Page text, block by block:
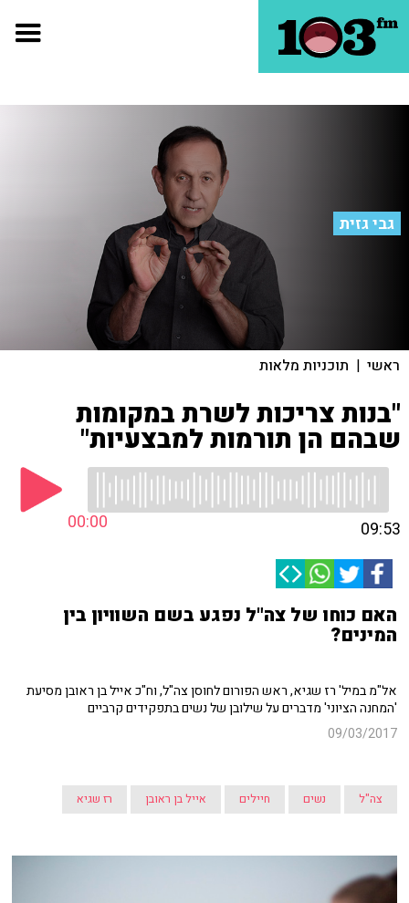
גבי גזית
ראשי | תוכניות מלאות
"בנות צריכות לשרת במקומות
שבהם הן תורמות למבצעיות"
00:00 09:53
האם כוחו של צה"ל נפגע בשם השוויון בין
המינים?
אל"מ במיל' רז שגיא, ראש הפורום לחוסן צה"ל, וח"כ אייל בן ראובן מסיעת
'המחנה הציוני' מדברים על שילובן של נשים בתפקידים קרביים
09/03/2017
צה"ל נשים חיילים אייל בן ראובן רז שגיא